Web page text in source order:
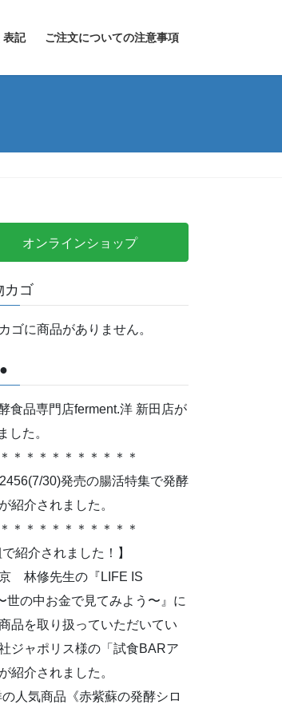
表記 ご注文についての注意事項
オンラインショップ
カゴ
ゴに商品がありません。
食品専門店ferment.洋 新田店が
した。
＊＊＊＊＊＊＊＊＊＊
30)発売の腸活特集で発酵
紹介されました。
＊＊＊＊＊＊＊＊＊＊
で紹介されました！】
林修先生の『LIFE IS
世の中お金で見てみよう〜』に
品を取り扱っていただいてい
ジャポリス様の「試食BARア
紹介されました。
人気商品《赤紫蘇の発酵シロ